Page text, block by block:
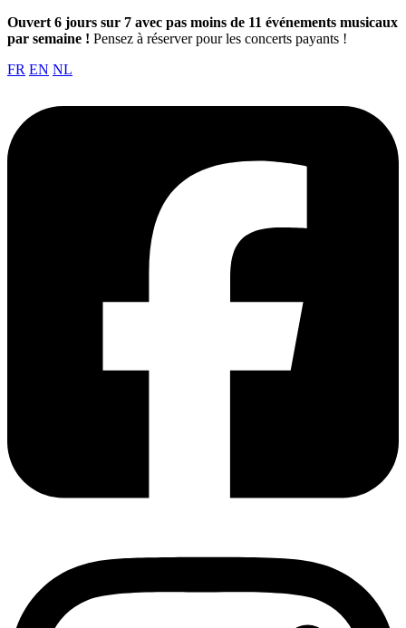
Ouvert 6 jours sur 7 avec pas moins de 11 événements musicaux
par semaine ! Pensez à réserver pour les concerts payants !
FR EN NL